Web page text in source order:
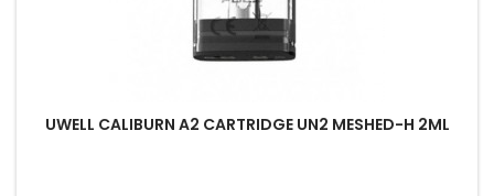
UWELL CALIBURN A2 CARTRIDGE UN2 MESHED-H 2ML